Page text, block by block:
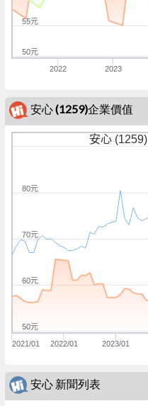
2022 2023
50元
55元
安心 (1259)企業價值
安心 (1259)
2021/01 2022/01 2023/01
50元
60元
70元
80元
安心 新聞列表